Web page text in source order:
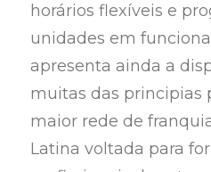
horários flexíveis e
unidades em
apresenta ainda a
muitas das principias
maior rede de
Latina voltada para